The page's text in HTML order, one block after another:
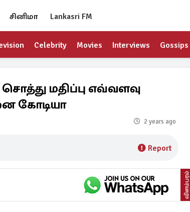
சினிமா Lankasri FM
Celebrity Movies Interviews Gossips
மதிப்பு எவ்வளவு
கோடியா
2 years ago
Report
விளம்பரம்